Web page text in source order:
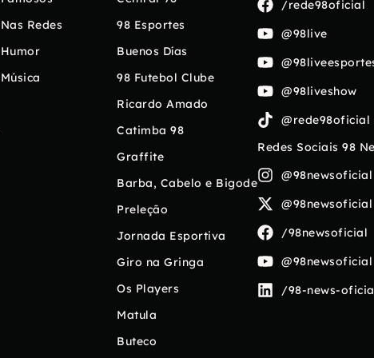
Nas Redes
Humor
Música
98 Esportes
Buenos Días
98 Futebol Clube
Ricardo Amado
Catimba 98
Graffite
Barba, Cabelo e Bigode
Preleção
Jornada Esportiva
Giro na Gringa
Os Players
Matula
Buteco
/rede98oficial
@98live
@98liveshow
@rede98oficial
Redes Sociais 98
@98newsoficial
@98newsoficial
/98newsoficial
@98newsoficial
/98-news-